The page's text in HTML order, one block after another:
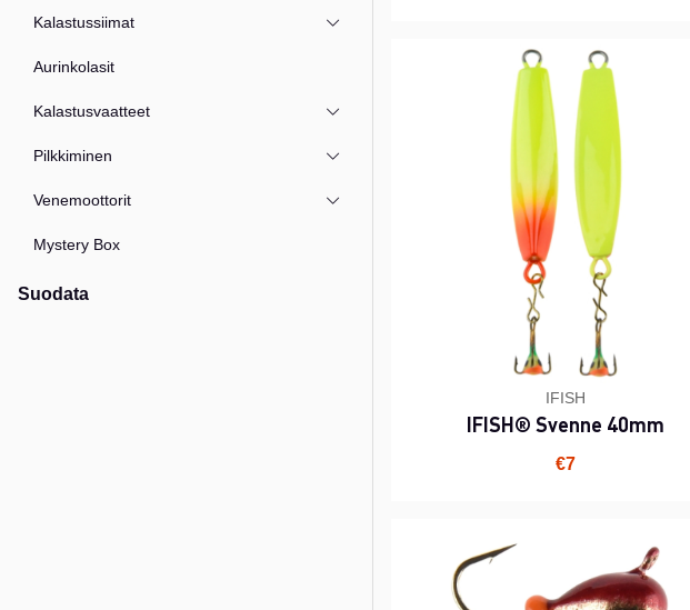
Kalastussiimat
Aurinkolasit
Kalastusvaatteet
Pilkkiminen
Venemoottorit
Mystery Box
Suodata
IFISH
IFISH® Svenne 40mm
€7